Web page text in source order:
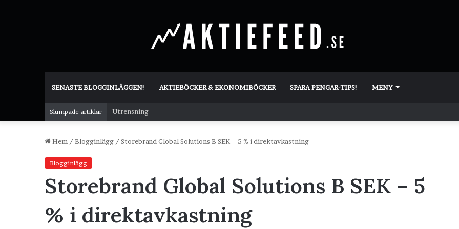
SENASTE BLOGGINLÄGGEN! AKTIEBÖCKER & EKONOMIBÖCKER SPARA PENGAR-TIPS! MENY
Slumpade artiklar Utrensning
Hem / Blogginlägg / Storebrand Global Solutions B SEK – 5 % i direktavkastning
Blogginlägg
Storebrand Global Solutions B SEK – 5
% i direktavkastning